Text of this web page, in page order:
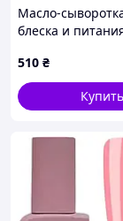
Масло-
блеска и
Berry & Vitamin E,
510 ₴
Купить